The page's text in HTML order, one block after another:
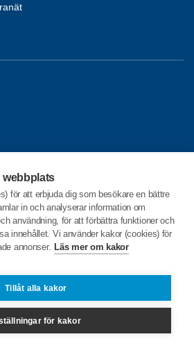
webbplats
för att erbjuda dig som besökare en bättre
in och analyserar information om
användning, för att förbättra funktioner och
innehållet. Vi använder kakor (cookies) för
annonser. Läs mer om kakor
Tillåt alla kakor
för kakor